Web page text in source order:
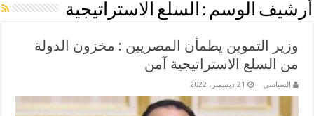
أرشيف الوسم : السلع الاستراتيجية
وزير التموين يطمأن المصريين : مخزون الدولة
من السلع الاستراتيجية آمن
السياسي 21 ديسمبر، 2022